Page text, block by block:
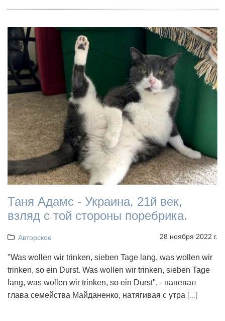
Таня Адамс - Украина, 21й век,
взляд с той стороны поребрика.
Авторское 28 ноября 2022 г.
"Was wollen wir trinken, sieben Tage lang, was wollen wir
trinken, so ein Durst. Was wollen wir trinken, sieben Tage
lang, was wollen wir trinken, so ein Durst", - напевал
глава семейства Майданенко, натягивая с утра [...]